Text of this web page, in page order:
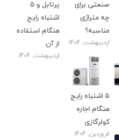
پرتابل و 5
اشتباه رایج
هنگام استفاده
از آن
اردیبهشت, 1404
صنعتی برای
چه متراژی
مناسبه؟
اردیبهشت, 1404
۵ اشتباه رایج
هنگام اجاره
کولرگازی
فروردین, 1404